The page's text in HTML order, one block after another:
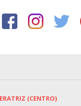
(CENTRO)